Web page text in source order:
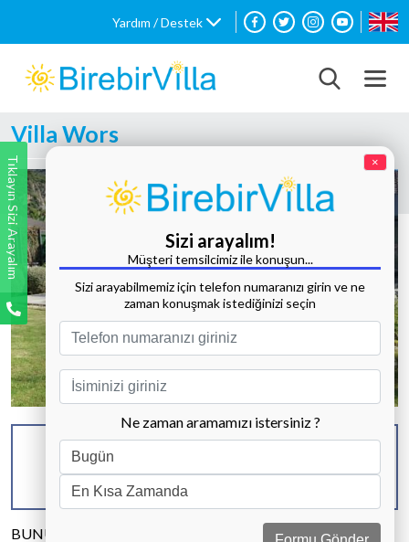
Yardım / Destek
Villa Wors
Tüm Fotoğrafları Göster
KAPASİTE
4 KİŞİ
BANYO & WC
2 ADET
YATAK ODASI
BUNU PAYLAŞ
Tıklayın Sizi Arayalım ×
Sizi arayalım!
Müşteri temsilcimiz ile konuşun...
Sizi arayabilmemiz için telefon numaranızı girin ve ne
zaman konuşmak istediğinizi seçin
Ne zaman aramamızı istersiniz ?